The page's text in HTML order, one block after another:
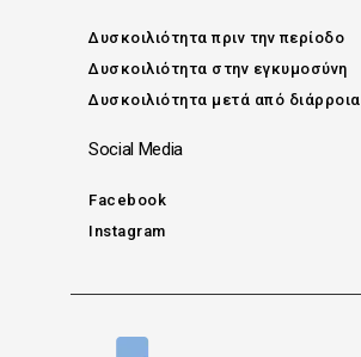
Δυσκοιλιότητα πριν την περίοδο
Δυσκοιλιότητα στην εγκυμοσύνη
Δυσκοιλιότητα μετά από διάρροια
Social Media
Facebook
Instagram